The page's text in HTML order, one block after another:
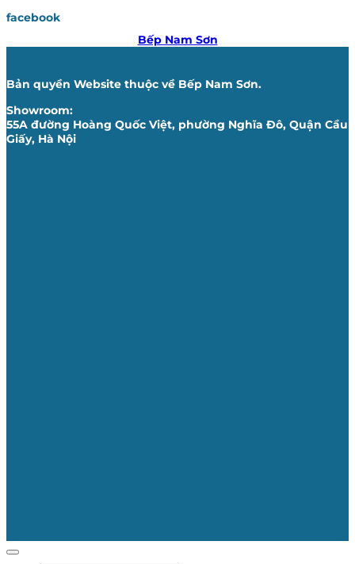
facebook
Bếp Nam Sơn
Bản quyền Website thuộc về Bếp Nam Sơn.
Showroom:
55A đường Hoàng Quốc Việt, phường Nghĩa Đô, Quận Cầu
Giấy, Hà Nội